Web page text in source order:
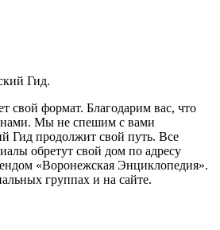
Гид.
свой формат. Благодарим вас, что
Мы не спешим с вами
Гид продолжит свой путь. Все
обретут свой дом по адресу
«Воронежская Энциклопедия».
группах и на сайте.